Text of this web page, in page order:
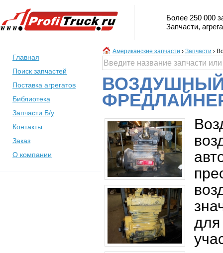
Более 250 000
Запчасти,
Главная
Поиск запчастей
Поставка агрегатов
Библиотека
Запчасти Б/у
Контакты
Заказ
О компании
Американские запчасти › Запчасти ›